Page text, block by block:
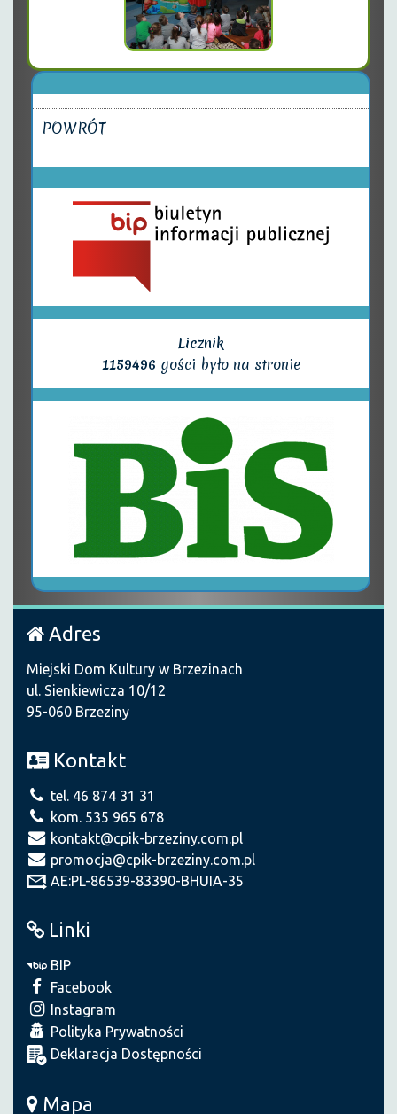
POWRÓT
Licznik
1159496 gości było na stronie
Adres
Miejski Dom Kultury w Brzezinach
ul. Sienkiewicza 10/12
95-060 Brzeziny
Kontakt
tel. 46 874 31 31
kom. 535 965 678
kontakt@cpik-brzeziny.com.pl
promocja@cpik-brzeziny.com.pl
AE:PL-86539-83390-BHUIA-35
Linki
BIP
Facebook
Instagram
Polityka Prywatności
Deklaracja Dostępności
Mapa